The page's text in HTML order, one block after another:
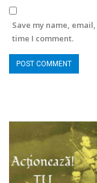
Save my name,
time I comment.